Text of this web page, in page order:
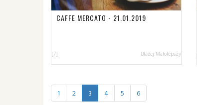
CAFFE MERCATO - 21.01.2019
[7] Błażej Małolepszy
1 2 3 4 5 6